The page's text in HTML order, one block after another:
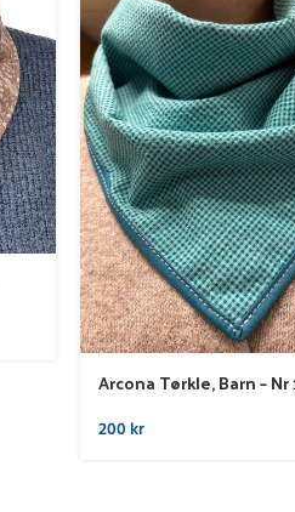
Arcona Tørkle, Barn – Nr
200kr